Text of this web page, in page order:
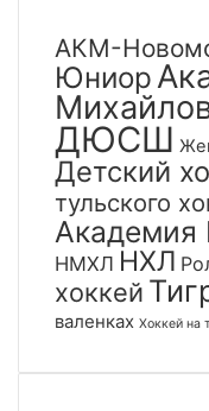
АКМ-
Юниор
ДЮСШ
Детский
тульского
Академия
НМХЛ НХЛ
хоккей
валенках Хоккей на